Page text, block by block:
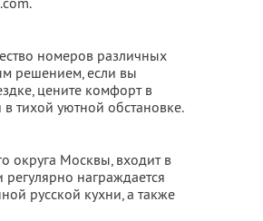
номеров различных
решением, если вы
цените комфорт в
тихой уютной обстановке.
округа Москвы, входит в
награждается
русской кухни, а также